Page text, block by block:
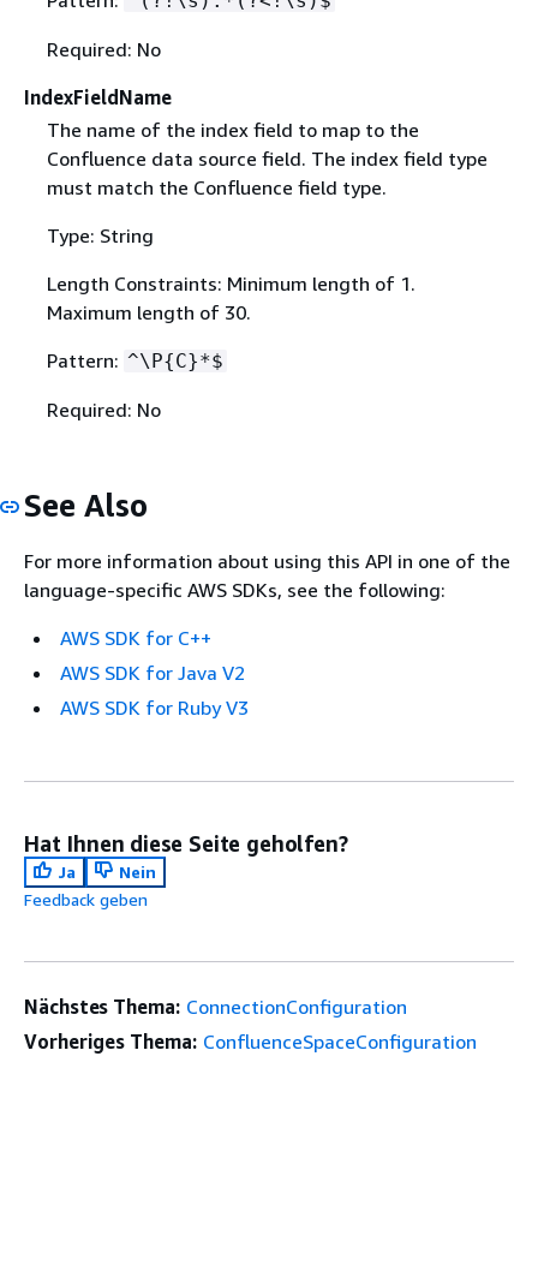
Required: No
IndexFieldName
The name of the index field to map to the
Confluence data source field. The index field type
must match the Confluence field type.
Type: String
Length Constraints: Minimum length of 1.
Maximum length of 30.
Pattern: ^\P{C}*$
Required: No
See Also
For more information about using this API in one of the
language-specific AWS SDKs, see the following:
AWS SDK for C++
AWS SDK for Java V2
AWS SDK for Ruby V3
Hat Ihnen diese Seite geholfen?
Ja
Nein
Feedback geben
Nächstes Thema: ConnectionConfiguration
Vorheriges Thema: ConfluenceSpaceConfiguration